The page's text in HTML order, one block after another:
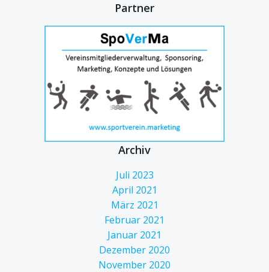
Partner
Archiv
Juli 2023
April 2021
März 2021
Februar 2021
Januar 2021
Dezember 2020
November 2020